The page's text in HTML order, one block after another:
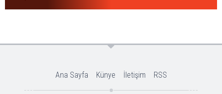
Ana Sayfa Künye İletişim RSS